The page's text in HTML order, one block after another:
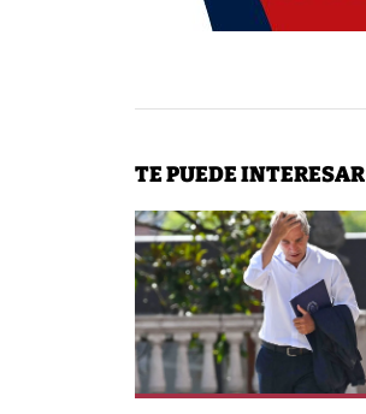
TE PUEDE INTERESAR